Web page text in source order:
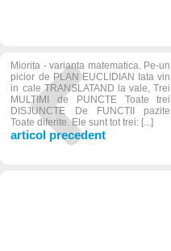
Miorita - varianta matematica. Pe-un
picior de PLAN EUCLIDIAN Iata vin
in cale TRANSLATAND la vale, Trei
MULTIMI de PUNCTE Toate trei
DISJUNCTE De FUNCTII pazite
Toate diferite. Ele sunt tot trei: [...]
articol precedent